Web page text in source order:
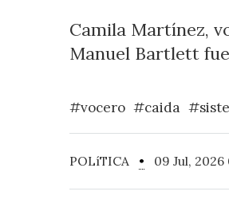
Camila Martínez,
Manuel Bartlett
#vocero #caida
POLíTICA • 09 Jul, 2026